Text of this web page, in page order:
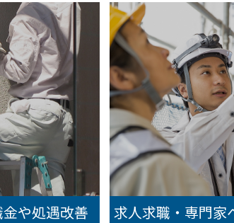
や処遇改善 求人求職・専門家